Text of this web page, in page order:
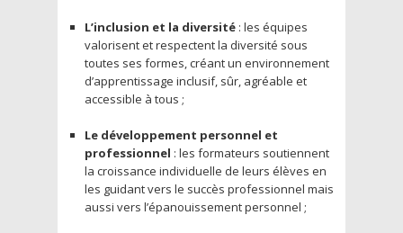
L’inclusion et la diversité : les équipes
valorisent et respectent la diversité sous
toutes ses formes, créant un environnement
d’apprentissage inclusif, sûr, agréable et
accessible à tous ;
Le développement personnel et
professionnel : les formateurs soutiennent
la croissance individuelle de leurs élèves en
les guidant vers le succès professionnel mais
aussi vers l’épanouissement personnel ;